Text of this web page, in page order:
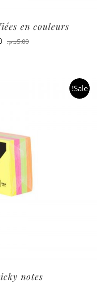
en couleurs
5.00د.م.
Sale!
notes